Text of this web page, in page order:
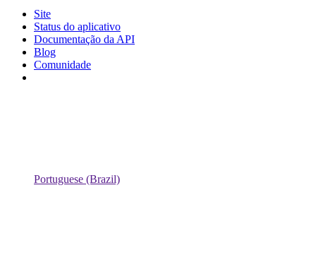
Site
Status do aplicativo
Documentação da API
Blog
Comunidade
Portuguese (Brazil)